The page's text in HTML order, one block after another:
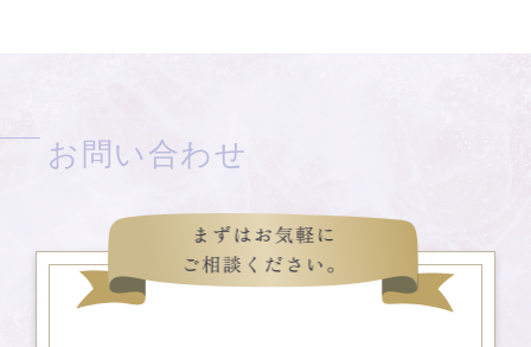
お問い合わせ